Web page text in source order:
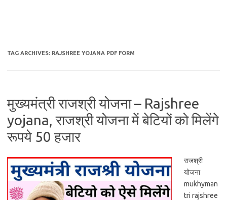
TAG ARCHIVES: RAJSHREE YOJANA PDF FORM
मुख्यमंत्री राजश्री योजना – Rajshree
yojana, राजश्री योजना में बेटियों को मिलेंगे
रूपये 50 हजार
राजश्री
योजना
mukhyman
tri rajshree